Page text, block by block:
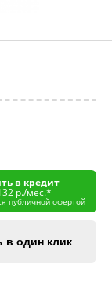
в кредит
р./мес.*
публичной офертой
в один клик